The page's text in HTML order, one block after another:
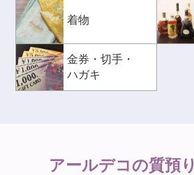
着物
金券・切手・
ハガキ
アールデコの質預